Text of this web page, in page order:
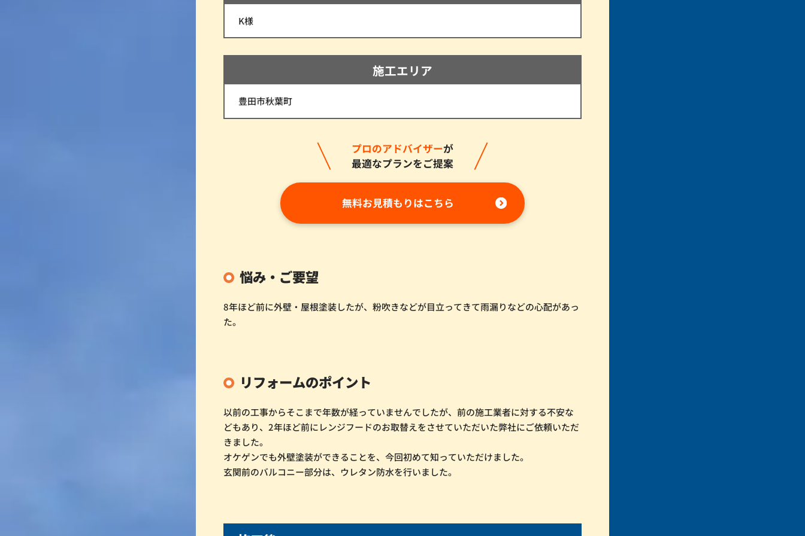
K様
施工エリア
豊田市秋葉町
プロのアドバイザーが
最適なプランをご提案
無料お見積もりはこちら
悩み・ご要望
8年ほど前に外壁・屋根塗装したが、粉吹きなどが目立ってきて雨漏りなどの心配があっ
た。
リフォームのポイント
以前の工事からそこまで年数が経っていませんでしたが、前の施工業者に対する不安な
どもあり、2年ほど前にレンジフードのお取替えをさせていただいた弊社にご依頼いただ
きました。
オケゲンでも外壁塗装ができることを、今回初めて知っていただけました。
玄関前のバルコニー部分は、ウレタン防水を行いました。